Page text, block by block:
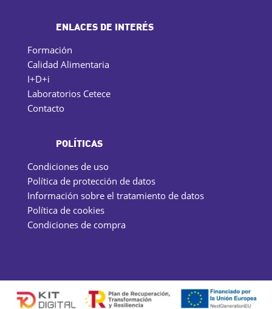
ENLACES DE INTERÉS
Formación
Calidad Alimentaria
I+D+i
Laboratorios Cetece
Contacto
POLÍTICAS
Condiciones de uso
Política de protección de datos
Información sobre el tratamiento de datos
Política de cookies
Condiciones de compra